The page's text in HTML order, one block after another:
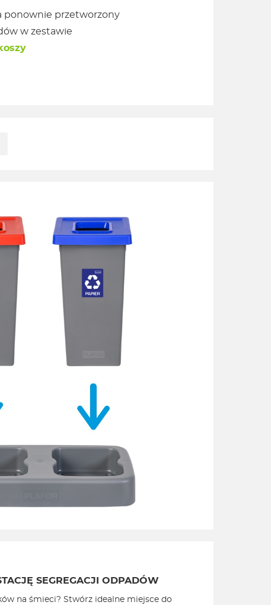
ponownie przetworzony
w zestawie
SEGREGACJI ODPADÓW
na śmieci? Stwórz idealne miejsce do